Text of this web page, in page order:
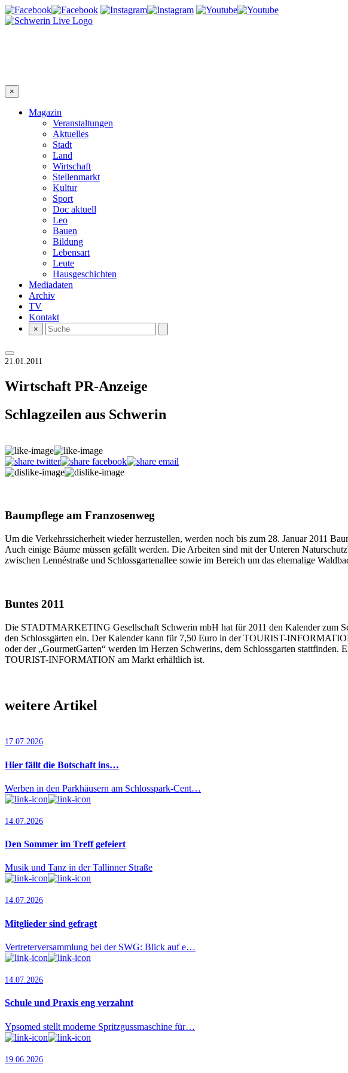
×
Magazin
Veranstaltungen
Aktuelles
Stadt
Land
Wirtschaft
Stellenmarkt
Kultur
Sport
Doc aktuell
Leo
Bauen
Bildung
Lebensart
Leute
Hausgeschichten
Mediadaten
Archiv
TV
Kontakt
×
21.01.2011
Wirtschaft PR-Anzeige
Schlagzeilen aus Schwerin
Baumpflege am Franzosenweg
Um die Verkehrssicherheit wieder herzustellen, werden noch bis zum 28. Januar 2011
Auch einige Bäume müssen gefällt werden. Die Arbeiten sind mit der Unteren
zwischen Lennéstraße und Schlossgartenallee sowie im Bereich um das ehemalige
Buntes 2011
Die STADTMARKETING Gesellschaft Schwerin mbH hat für 2011 den Kalender zum
den Schlossgärten ein. Der Kalender kann für 7,50 Euro in der TOURIST-
oder der „GourmetGarten“ werden im Herzen Schwerins, dem Schlossgarten
TOURIST-INFORMATION am Markt erhältlich ist.
weitere Artikel
17.07.2026
Hier fällt die Botschaft ins…
Werben in den Parkhäusern am Schlosspark-Cent…
14.07.2026
Den Sommer im Treff gefeiert
Musik und Tanz in der Tallinner Straße
14.07.2026
Mitglieder sind gefragt
Vertreterversammlung bei der SWG: Blick auf e…
14.07.2026
Schule und Praxis eng verzahnt
Ypsomed stellt moderne Spritzgussmaschine für…
19.06.2026